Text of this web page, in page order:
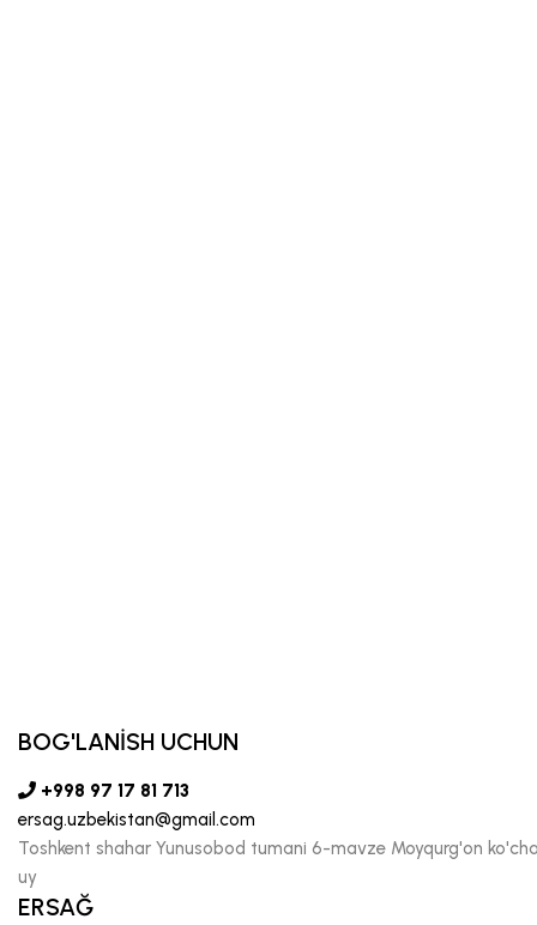
BOG'LANİSH UCHUN
+998 97 17 81 713
ersag.uzbekistan@gmail.com
Toshkent shahar Yunusobod tumani 6-mavze Moyqurg'on
uy
ERSAĞ